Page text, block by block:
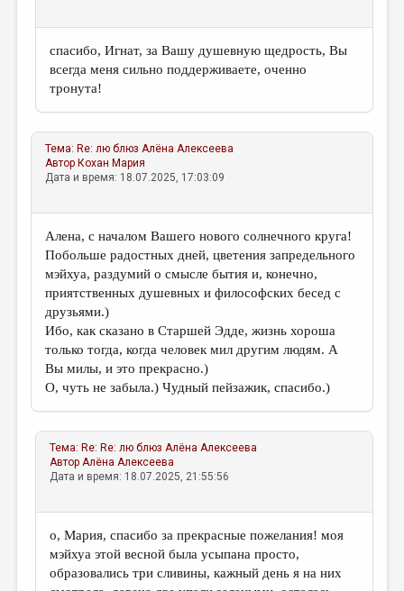
спасибо, Игнат, за Вашу душевную щедрость, Вы
всегда меня сильно поддерживаете, оченно
тронута!
Тема: Re: лю блюз Алёна Алексеева
Автор Кохан Мария
Дата и время: 18.07.2025, 17:03:09
Алена, с началом Вашего нового солнечного круга!
Побольше радостных дней, цветения запредельного
мэйхуа, раздумий о смысле бытия и, конечно,
приятственных душевных и философских бесед с
друзьями.)
Ибо, как сказано в Старшей Эдде, жизнь хороша
только тогда, когда человек мил другим людям. А
Вы милы, и это прекрасно.)
О, чуть не забыла.) Чудный пейзажик, спасибо.)
Тема: Re: Re: лю блюз Алёна Алексеева
АвторАлёна Алексеева
Дата и время: 18.07.2025, 21:55:56
о, Мария, спасибо за прекрасные пожелания! моя
мэйхуа этой весной была усыпана просто,
образовались три сливины, кажный день я на них